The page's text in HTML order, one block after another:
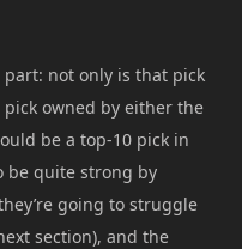
part: not only is that pick
owned by either the
be a top-10 pick in
be quite strong by
going to struggle
section), and the